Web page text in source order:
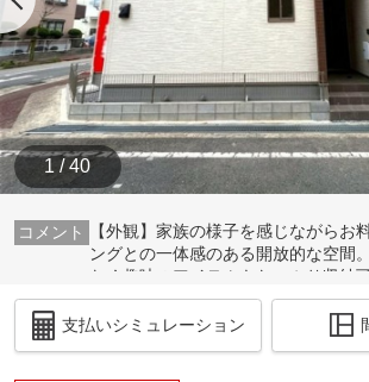
【外観】家族の様子を感じながらお
ングとの一体感のある開放的な空間
なく趣味のアイテムもたっぷり収納
クローゼットが2ヶ所。
1 / 40
支払いシミュレーション